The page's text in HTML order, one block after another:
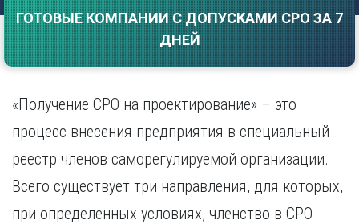
Екатеринбург
И
Иваново
Иркутск
К
Калининград
Калуга
Кемерово
Сочи
Тверь
Томск
Тула
У
ГОТОВЫЕ КОМПАНИИ С ДОПУСКАМИ СРО ЗА 7
ДНЕЙ
«Получение СРО на проектирование» – это
процесс внесения предприятия в специальный
реестр членов саморегулируемой организации.
Всего существует три направления, для которых,
при определенных условиях, членство в СРО